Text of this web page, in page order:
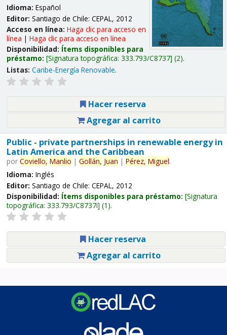
Idioma: Español
Editor: Santiago de Chile: CEPAL, 2012
Acceso en línea: Haga clic para acceso en
línea | Haga clic para acceso en línea
Disponibilidad: Ítems disponibles para
préstamo: Signatura topográfica: 333.793/C8737 (2).
Listas: Caribe-Energía Renovable.
Hacer reserva
Agregar al carrito
Public - private partnerships in renewable energy in
Latin America and the Caribbean
por Coviello, Manlio | Gollán, Juan | Pérez, Miguel.
Idioma: Inglés
Editor: Santiago de Chile: CEPAL, 2012
Disponibilidad: Ítems disponibles para préstamo: Signatura
topográfica: 333.793/C8737i (1).
Hacer reserva
Agregar al carrito